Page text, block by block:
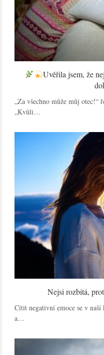
Uvěřila jsem, že
„Za všechno může můj otec!“
„Kvůli…
Nejsi rozbitá,
Cítit negativní emoce se v
a…